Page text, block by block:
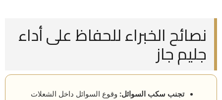
نصائح الخبراء للحفاظ على أداء
جليم جاز
تجنب سكب السوائل: وقوع السوائل داخل الشعلات